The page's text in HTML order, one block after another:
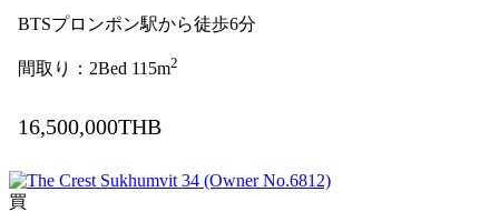
BTSプロンポン駅から徒歩6分
間取り：2Bed 115m2
16,500,000THB
買